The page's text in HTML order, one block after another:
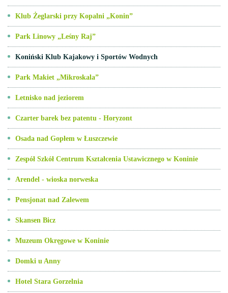
Klub Żeglarski przy Kopalni „Konin”
Park Linowy „Leśny Raj”
Koniński Klub Kajakowy i Sportów Wodnych
Park Makiet „Mikroskala”
Letnisko nad jeziorem
Czarter barek bez patentu - Horyzont
Osada nad Gopłem w Łuszczewie
Zespół Szkół Centrum Kształcenia Ustawicznego w Koninie
Arendel - wioska norweska
Pensjonat nad Zalewem
Skansen Bicz
Muzeum Okręgowe w Koninie
Domki u Anny
Hotel Stara Gorzelnia